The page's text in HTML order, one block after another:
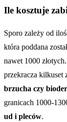
Ile kosztuje
Sporo zależy od
która poddana
nawet 1000
przekracza kilkuset
brzucha czy bioder
granicach 1000-
ud i pleców.